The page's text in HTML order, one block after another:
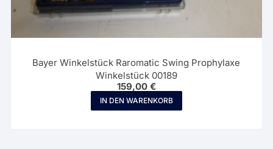
Bayer Winkelstück Raromatic Swing Prophylaxe
Winkelstück 00189
159,00 €
IN DEN WARENKORB